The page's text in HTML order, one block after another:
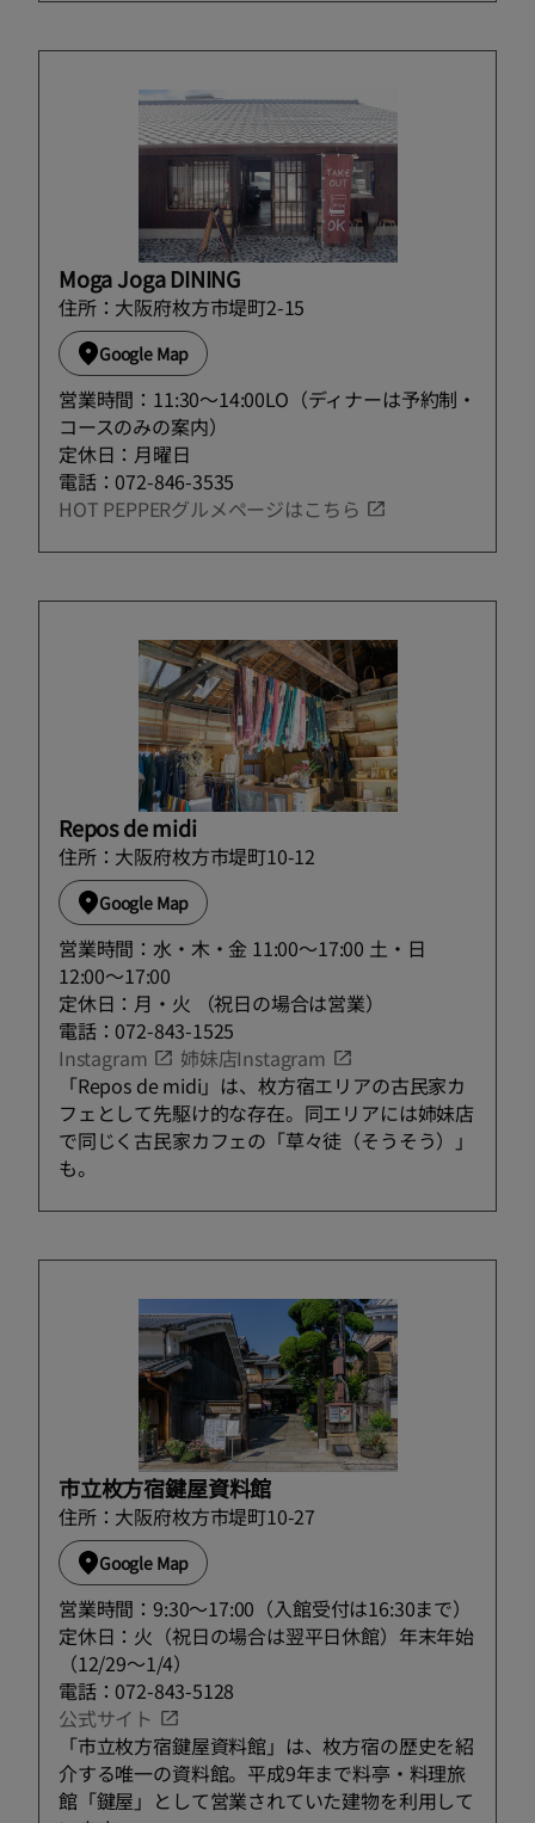
Moga Joga DINING
住所：大阪府枚方市堤町2-15
Google Map
営業時間：11:30～14:00LO（ディナーは予約制・
コースのみの案内）
定休日：月曜日
電話：072-846-3535
HOT PEPPERグルメページはこちら
Repos de midi
住所：大阪府枚方市堤町10-12
Google Map
営業時間：水・木・金 11:00〜17:00 土・日
12:00〜17:00
定休日：月・火 （祝日の場合は営業）
電話：072-843-1525
Instagram
姉妹店Instagram
「Repos de midi」は、枚方宿エリアの古民家カ
フェとして先駆け的な存在。同エリアには姉妹店
で同じく古民家カフェの「草々徒（そうそう）」
も。
市立枚方宿鍵屋資料館
住所：大阪府枚方市堤町10-27
Google Map
営業時間：9:30～17:00（入館受付は16:30まで）
定休日：火（祝日の場合は翌平日休館）年末年始
（12/29～1/4）
電話：072-843-5128
公式サイト
「市立枚方宿鍵屋資料館」は、枚方宿の歴史を紹
介する唯一の資料館。平成9年まで料亭・料理旅
館「鍵屋」として営業されていた建物を利用して